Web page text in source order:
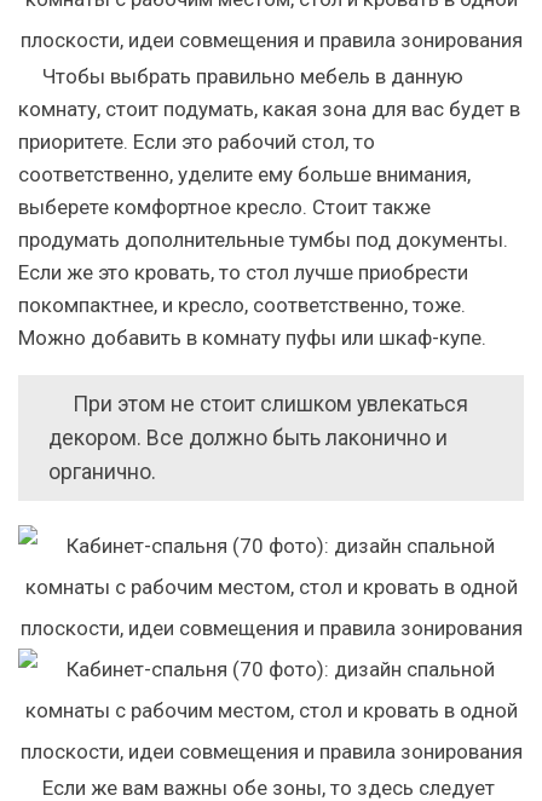
Чтобы выбрать правильно мебель в данную
комнату, стоит подумать, какая зона для вас будет в
приоритете. Если это рабочий стол, то
соответственно, уделите ему больше внимания,
выберете комфортное кресло. Стоит также
продумать дополнительные тумбы под документы.
Если же это кровать, то стол лучше приобрести
покомпактнее, и кресло, соответственно, тоже.
Можно добавить в комнату пуфы или шкаф-купе.
При этом не стоит слишком увлекаться
декором. Все должно быть лаконично и
органично.
Если же вам важны обе зоны, то здесь следует